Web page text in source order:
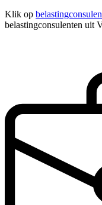
Klik op
belastingconsulenten uit